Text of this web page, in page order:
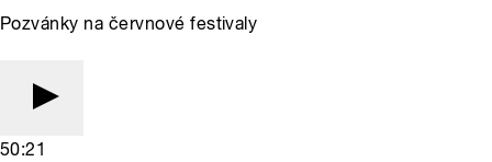
Pozvánky na červnové festivaly
50:21